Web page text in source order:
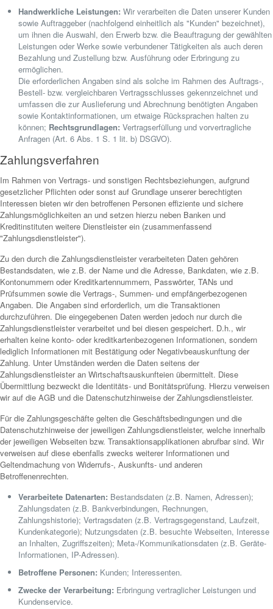
Handwerkliche Leistungen: Wir verarbeiten die Daten unserer Kunden
sowie Auftraggeber (nachfolgend einheitlich als "Kunden" bezeichnet),
um ihnen die Auswahl, den Erwerb bzw. die Beauftragung der gewählten
Leistungen oder Werke sowie verbundener Tätigkeiten als auch deren
Bezahlung und Zustellung bzw. Ausführung oder Erbringung zu
ermöglichen.
Die erforderlichen Angaben sind als solche im Rahmen des Auftrags-,
Bestell- bzw. vergleichbaren Vertragsschlusses gekennzeichnet und
umfassen die zur Auslieferung und Abrechnung benötigten Angaben
sowie Kontaktinformationen, um etwaige Rücksprachen halten zu
können; Rechtsgrundlagen: Vertragserfüllung und vorvertragliche
Anfragen (Art. 6 Abs. 1 S. 1 lit. b) DSGVO).
Zahlungsverfahren
Im Rahmen von Vertrags- und sonstigen Rechtsbeziehungen, aufgrund
gesetzlicher Pflichten oder sonst auf Grundlage unserer berechtigten
Interessen bieten wir den betroffenen Personen effiziente und sichere
Zahlungsmöglichkeiten an und setzen hierzu neben Banken und
Kreditinstituten weitere Dienstleister ein (zusammenfassend
"Zahlungsdienstleister").
Zu den durch die Zahlungsdienstleister verarbeiteten Daten gehören
Bestandsdaten, wie z.B. der Name und die Adresse, Bankdaten, wie z.B.
Kontonummern oder Kreditkartennummern, Passwörter, TANs und
Prüfsummen sowie die Vertrags-, Summen- und empfängerbezogenen
Angaben. Die Angaben sind erforderlich, um die Transaktionen
durchzuführen. Die eingegebenen Daten werden jedoch nur durch die
Zahlungsdienstleister verarbeitet und bei diesen gespeichert. D.h., wir
erhalten keine konto- oder kreditkartenbezogenen Informationen, sondern
lediglich Informationen mit Bestätigung oder Negativbeauskunftung der
Zahlung. Unter Umständen werden die Daten seitens der
Zahlungsdienstleister an Wirtschaftsauskunfteien übermittelt. Diese
Übermittlung bezweckt die Identitäts- und Bonitätsprüfung. Hierzu verweisen
wir auf die AGB und die Datenschutzhinweise der Zahlungsdienstleister.
Für die Zahlungsgeschäfte gelten die Geschäftsbedingungen und die
Datenschutzhinweise der jeweiligen Zahlungsdienstleister, welche innerhalb
der jeweiligen Webseiten bzw. Transaktionsapplikationen abrufbar sind. Wir
verweisen auf diese ebenfalls zwecks weiterer Informationen und
Geltendmachung von Widerrufs-, Auskunfts- und anderen
Betroffenenrechten.
Verarbeitete Datenarten: Bestandsdaten (z.B. Namen, Adressen);
Zahlungsdaten (z.B. Bankverbindungen, Rechnungen,
Zahlungshistorie); Vertragsdaten (z.B. Vertragsgegenstand, Laufzeit,
Kundenkategorie); Nutzungsdaten (z.B. besuchte Webseiten, Interesse
an Inhalten, Zugriffszeiten); Meta-/Kommunikationsdaten (z.B. Geräte-
Informationen, IP-Adressen).
Betroffene Personen: Kunden; Interessenten.
Zwecke der Verarbeitung: Erbringung vertraglicher Leistungen und
Kundenservice.